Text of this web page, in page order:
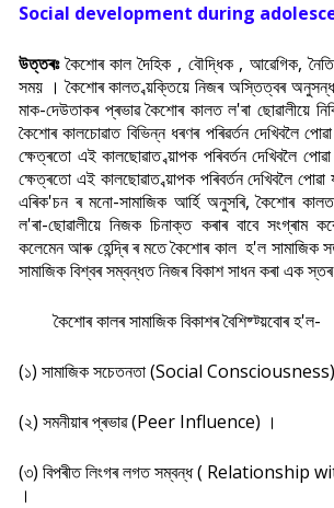
Social development during
উত্তৰঃকৈশোৰ কাল দৈহিক , বৌদ্ধিক , আৱেগিক,
সময় । কৈশোৰ কালত ব্য়ক্তিয়ে নিজৰ অস্তিত্বৰ
মাক-দেউতাকৰ প্ৰভাৱ কৈশোৰ কালত ল'ৰা ছোৱালীয়ে
কৈশোৰ কালচোৱাত বিভিন্ন ধৰণৰ পৰিৱৰ্তন দেখিবলৈ
ক্ষেত্ৰতো এই কালছোৱাত ব্য়াপক পৰিবৰ্তন দেখিবলৈ
ক্ষেত্ৰতো এই কালছোৱাত ব্য়াপক পৰিবৰ্তন দেখিবলৈ পোৱা
এৰিক'চন ৰ মনো-সামাজিক আৰ্হি অনুসৰি, কৈশোৰ
ল'ৰা-ছোৱালীয়ে নিজক চিনাক্ত কৰাৰ বাবে সংগ্ৰাম
কলেমেন আৰু হেন্দ্ৰি ৰ মতে কৈশোৰ কাল হ'ল সামাজিক
সামাজিক বিশ্বৰ সম্বন্ধত নিজৰ বিকাশ সাধন কৰা এক
কৈশোৰ কালৰ সামাজিক বিকাশৰ বৈশিষ্ট্য়বোৰ হ'ল-
(১) সামাজিক সচেতনতা (Social
(২) সমনীয়াৰ প্ৰভাৱ (Peer Influence) ।
(৩) বিপৰীত লিংগৰ লগত সম্বন্ধ (
।